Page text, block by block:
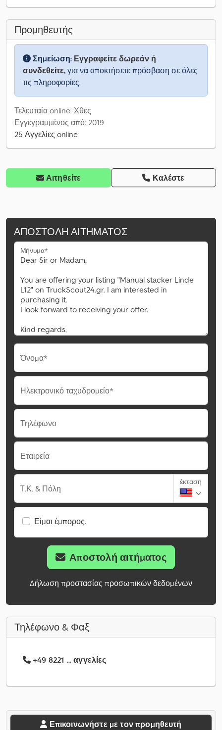
Προμηθευτής
Σημείωση: Εγγραφείτε δωρεάν ή
συνδεθείτε, για να αποκτήσετε πρόσβαση σε όλες
τις πληροφορίες.
Τελευταία online: Χθες
Εγγεγραμμένος από: 2019
25 Αγγελίες online
Αιτηθείτε Καλέστε
ΑΠΟΣΤΟΛΉ ΑΙΤΉΜΑΤΟΣ
Μήνυμα*
Όνομα*
Ηλεκτρονικό ταχυδρομείο*
Τηλέφωνο
Εταιρεία
Τ.Κ. & Πόλη
έκταση
Είμαι έμπορος.
Αποστολή αιτήματος
Δήλωση προστασίας προσωπικών δεδομένων
Τηλέφωνο & Φαξ
+49 8221 ... αγγελίες
Επικοινωνήστε με τον προμηθευτή